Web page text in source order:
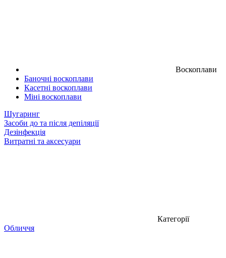
Воскоплави
Баночні воскоплави
Касетні воскоплави
Міні воскоплави
Шугаринг
Засоби до та після депіляції
Дезінфекція
Витратні та аксесуари
Категорії
Обличчя